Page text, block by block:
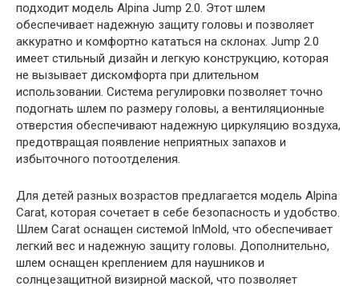
подходит модель Alpina Jump 2.0. Этот шлем
обеспечивает надежную защиту головы и позволяет
аккуратно и комфортно кататься на склонах. Jump 2.0
имеет стильный дизайн и легкую конструкцию, которая
не вызывает дискомфорта при длительном
использовании. Система регулировки позволяет точно
подогнать шлем по размеру головы, а вентиляционные
отверстия обеспечивают надежную циркуляцию воздуха,
предотвращая появление неприятных запахов и
избыточного потоотделения.
Для детей разных возрастов предлагается модель Alpina
Carat, которая сочетает в себе безопасность и удобство.
Шлем Carat оснащен системой InMold, что обеспечивает
легкий вес и надежную защиту головы. Дополнительно,
шлем оснащен креплением для наушников и
солнцезащитной визирной маской, что позволяет